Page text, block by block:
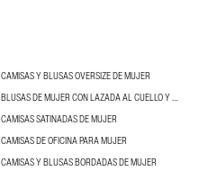
CAMISAS Y BLUSAS OVERSIZE DE MUJER
BLUSAS DE MUJER CON LAZADA AL CUELLO Y BLUSAS CON LAZOS
CAMISAS SATINADAS DE MUJER
CAMISAS DE OFICINA PARA MUJER
CAMISAS Y BLUSAS BORDADAS DE MUJER